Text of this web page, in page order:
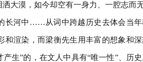
大漠，如今却空有一身力、一腔志而
长河中……从词中跨越历史去体会当
和渲染，而梁衡先生用丰富的想象和
产生”的，在文人中具有“唯一性”、历